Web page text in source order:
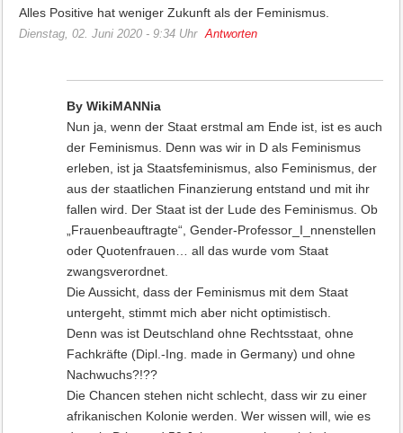
Alles Positive hat weniger Zukunft als der Feminismus.
Dienstag, 02. Juni 2020 - 9:34 Uhr Antworten
By WikiMANNia
Nun ja, wenn der Staat erstmal am Ende ist, ist es auch
der Feminismus. Denn was wir in D als Feminismus
erleben, ist ja Staatsfeminismus, also Feminismus, der
aus der staatlichen Finanzierung entstand und mit ihr
fallen wird. Der Staat ist der Lude des Feminismus. Ob
„Frauenbeauftragte“, Gender-Professor_I_nnenstellen
oder Quotenfrauen… all das wurde vom Staat
zwangsverordnet.
Die Aussicht, dass der Feminismus mit dem Staat
untergeht, stimmt mich aber nicht optimistisch.
Denn was ist Deutschland ohne Rechtsstaat, ohne
Fachkräfte (Dipl.-Ing. made in Germany) und ohne
Nachwuchs?!??
Die Chancen stehen nicht schlecht, dass wir zu einer
afrikanischen Kolonie werden. Wer wissen will, wie es